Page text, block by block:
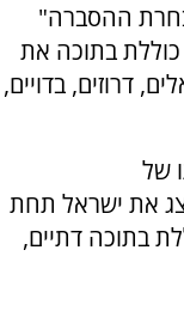
ההסברה"
בתוכה את
דרוזים, בדויים,
לשכתו של
את ישראל תחת
בתוכה דתיים,